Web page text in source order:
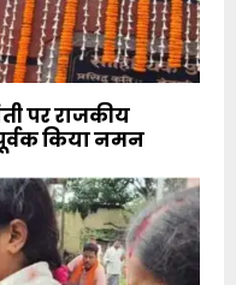
पर राजकीय
किया नमन